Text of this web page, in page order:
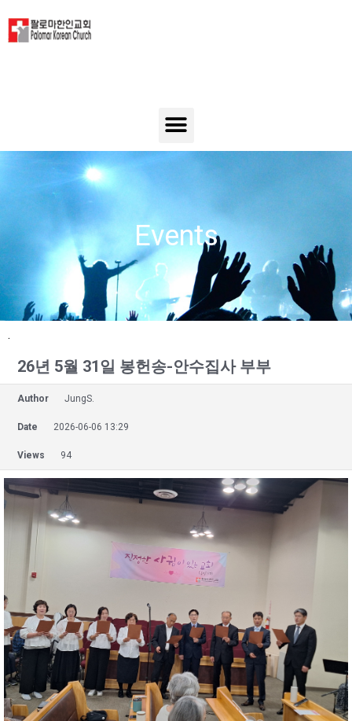
Events
.
26년 5월 31일 봉헌송-안수집사 부부
Author JungS.
Date 2026-06-06 13:29
Views 94